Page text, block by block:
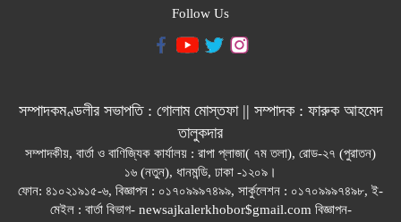
Follow Us
সম্পাদকমণ্ডলীর সভাপতি : গোলাম মোস্তফা || সম্পাদক : ফারুক আহমেদ
তালুকদার
সম্পাদকীয়, বার্তা ও বাণিজ্যিক কার্যালয় : রাপা প্লাজা( ৭ম তলা), রোড-২৭ (পুরাতন)
১৬ (নতুন), ধানমন্ডি, ঢাকা -১২০৯।
ফোন: ৪১০২১৯১৫-৬, বিজ্ঞাপন : ০১৭০৯৯৯৭৪৯৯, সার্কুলেশন : ০১৭০৯৯৯৭৪৯৮, ই-
মেইল : বার্তা বিভাগ- newsajkalerkhobor$gmail.com বিজ্ঞাপন-